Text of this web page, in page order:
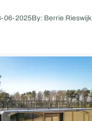
-06-2025By: Berrie Rieswijk